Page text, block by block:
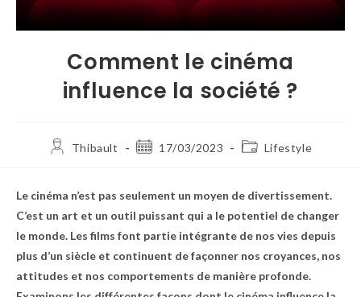
Comment le cinéma
influence la société ?
Thibault 17/03/2023 Lifestyle
Le cinéma n’est pas seulement un moyen de divertissement.
C’est un art et un outil puissant qui a le potentiel de changer
le monde. Les films font partie intégrante de nos vies depuis
plus d’un siècle et continuent de façonner nos croyances, nos
attitudes et nos comportements de manière profonde.